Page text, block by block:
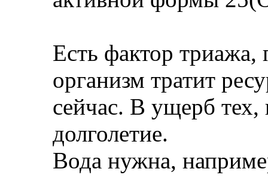
Есть фактор триажа,
организм тратит
сейчас. В ущерб тех,
долголетие.
Вода нужна,